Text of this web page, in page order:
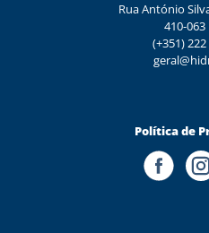
Rua António
410-
(+351)
Política de